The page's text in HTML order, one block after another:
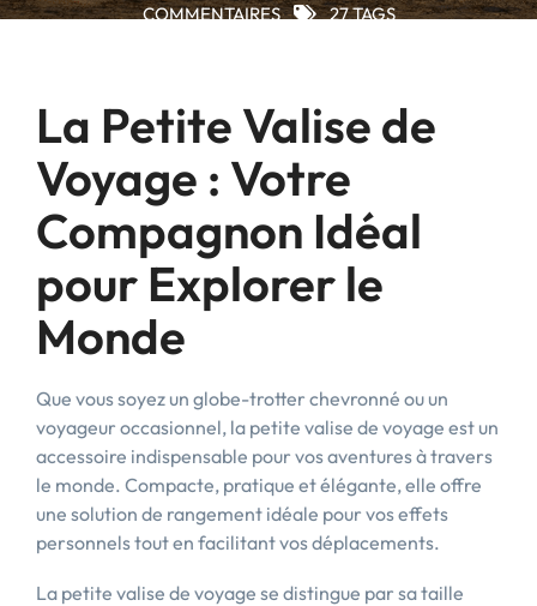
COMMENTAIRES
27 TAGS
La Petite Valise de
Voyage : Votre
Compagnon Idéal
pour Explorer le
Monde
Que vous soyez un globe-trotter chevronné ou un
voyageur occasionnel, la petite valise de voyage est un
accessoire indispensable pour vos aventures à travers
le monde. Compacte, pratique et élégante, elle offre
une solution de rangement idéale pour vos effets
personnels tout en facilitant vos déplacements.
La petite valise de voyage se distingue par sa taille